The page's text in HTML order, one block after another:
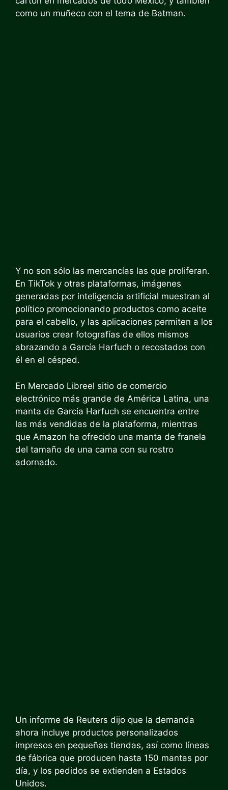
como un muñeco con el tema de Batman.
Y no son sólo las mercancías las que proliferan.
En TikTok y otras plataformas, imágenes
generadas por inteligencia artificial muestran al
político promocionando productos como aceite
para el cabello, y las aplicaciones permiten a los
usuarios crear fotografías de ellos mismos
abrazando a García Harfuch o recostados con
él en el césped.
En Mercado Libreel sitio de comercio
electrónico más grande de América Latina, una
manta de García Harfuch se encuentra entre
las más vendidas de la plataforma, mientras
que Amazon ha ofrecido una manta de franela
del tamaño de una cama con su rostro
adornado.
Un informe de Reuters dijo que la demanda
ahora incluye productos personalizados
impresos en pequeñas tiendas, así como líneas
de fábrica que producen hasta 150 mantas por
día, y los pedidos se extienden a Estados
Unidos.